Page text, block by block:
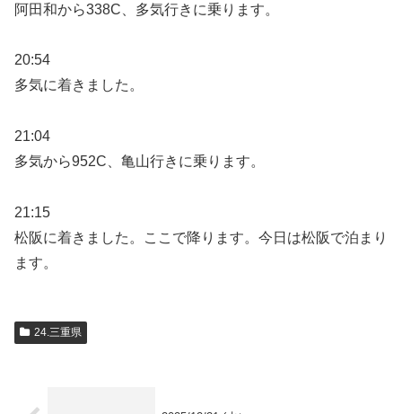
阿田和から338C、多気行きに乗ります。
20:54
多気に着きました。
21:04
多気から952C、亀山行きに乗ります。
21:15
松阪に着きました。ここで降ります。今日は松阪で泊まり
ます。
24.三重県